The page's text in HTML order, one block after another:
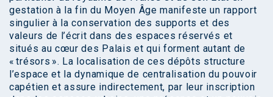
gestation à la fin du Moyen Âge manifeste un rapport
singulier à la conservation des supports et des
valeurs de l’écrit dans des espaces réservés et
situés au cœur des Palais et qui forment autant de
« trésors ». La localisation de ces dépôts structure
l’espace et la dynamique de centralisation du pouvoir
capétien et assure indirectement, par leur inscription